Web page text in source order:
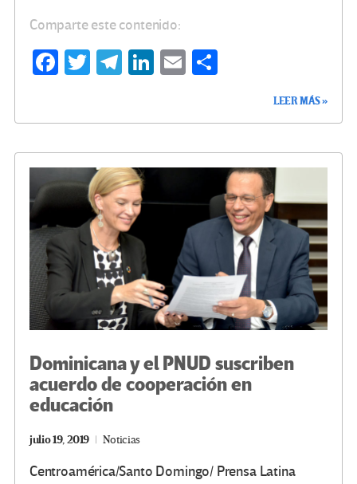
Comparte este contenido:
Fa
o
k
T
Te
m
Li
n
E
ar
tir
LEER MÁS »
Dominicana y el PNUD suscriben
acuerdo de cooperación en
educación
julio 19, 2019 Noticias
Centroamérica/Santo Domingo/ Prensa Latina